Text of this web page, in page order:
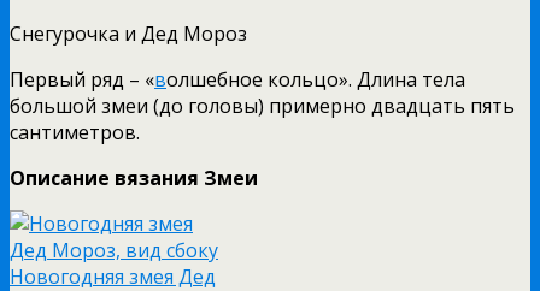
Снегурочка и Дед Мороз
Первый ряд – «волшебное кольцо». Длина тела
большой змеи (до головы) примерно двадцать пять
сантиметров.
Описание вязания Змеи
Новогодняя змея Дед